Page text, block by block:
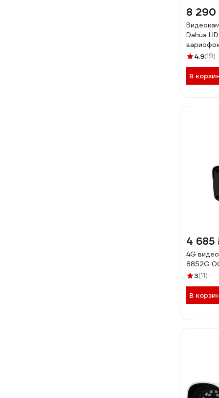
8 290
Dahua
4.9(19)
В
4 685
4G
8852G
3(11)
В